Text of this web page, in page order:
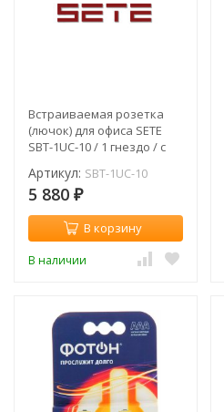
Встраиваемая розетка
(лючок) для офиса SETE
SBT-1UC-10 / 1 гнездо / с
Артикул: SBT-1UC-10
5 880 ₽
В корзину
В наличии